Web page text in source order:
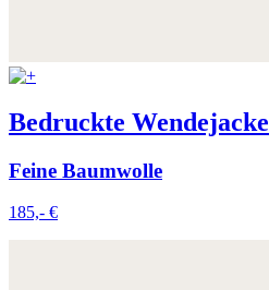
Bedruckte Wendejacke
Feine Baumwolle
185,- €